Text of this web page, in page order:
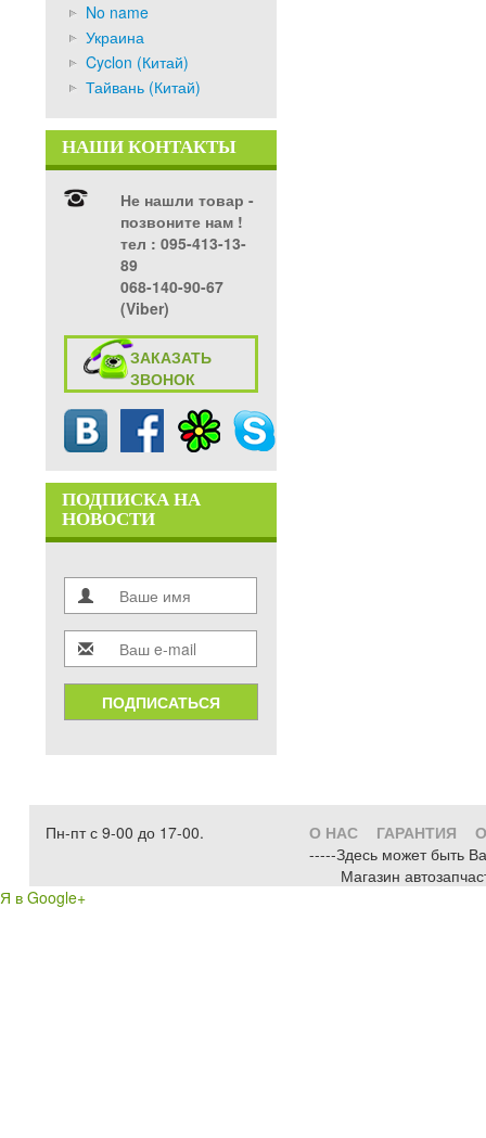
No name
Украина
Cyclon (Китай)
Тайвань (Китай)
НАШИ КОНТАКТЫ
Не нашли товар -
позвоните нам !
тел ‎: 095-413-13-
89
068-140-90-67
(Viber)
ЗАКАЗАТЬ
ЗВОНОК
ПОДПИСКА НА
НОВОСТИ
ПОДПИСАТЬСЯ
Пн-пт с 9-00 до 17-00. О НАС ГАРАНТИЯ
-----Здесь может быть
Магазин
Я в Google+